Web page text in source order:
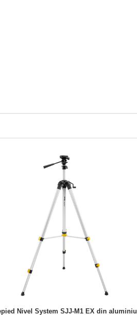
Nivel System SJJ-M1 EX din aluminiu